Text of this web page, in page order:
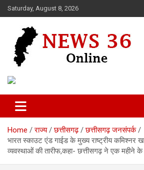
Skip
to
Saturday, August 8, 2026
News 36
Home राज्य छत्तीसगढ़
छत्तीसगढ़ जनसंपर्क
भारत स्काउट एंड गाईड के मुख्य राष्ट्रीय कमिश्नर
व्यवस्थाओं की तारीफ,कहा- छत्तीसगढ़ ने एक महीने के